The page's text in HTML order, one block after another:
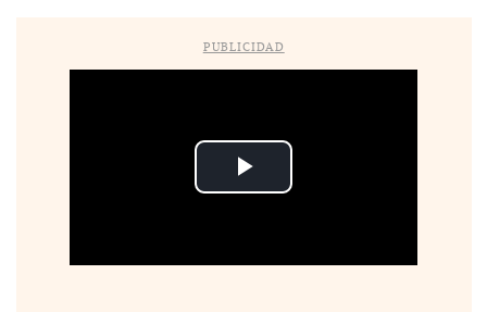
PUBLICIDAD